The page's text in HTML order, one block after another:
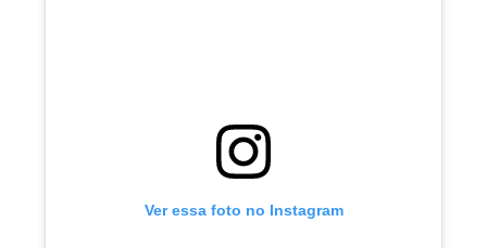
Ver essa foto no Instagram